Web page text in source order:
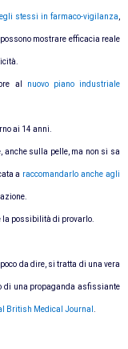
stessi in farmaco-vigilanza,
mostrare efficacia reale
al nuovo piano industriale
ai 14 anni.
anche sulla pelle, ma non si sa
a raccomandarlo anche agli
la possibilità di provarlo.
da dire, si tratta di una vera
di una propaganda asfissiante
British Medical Journal .